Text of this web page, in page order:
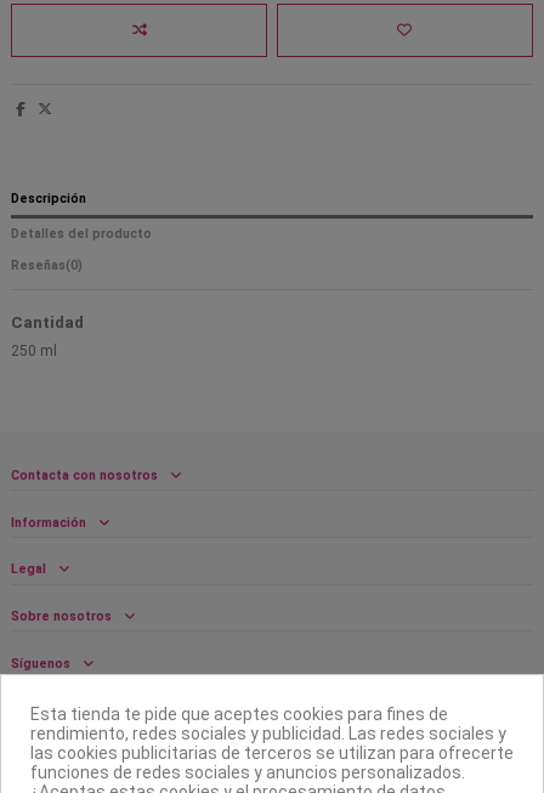
Descripción
Detalles del producto
Reseñas(0)
Cantidad
250 ml
Contacta con nosotros
Información
Legal
Sobre nosotros
Síguenos
Boletín
Esta tienda te pide que aceptes cookies para fines de
rendimiento, redes sociales y publicidad. Las redes sociales y
las cookies publicitarias de terceros se utilizan para ofrecerte
funciones de redes sociales y anuncios personalizados.